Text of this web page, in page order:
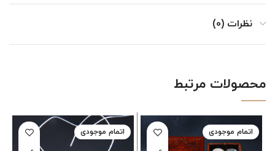
نظرات (0)
محصولات مرتبط
اتمام موجودی اتمام موجودی